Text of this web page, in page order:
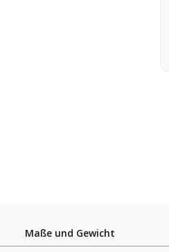
Maße und Gewicht